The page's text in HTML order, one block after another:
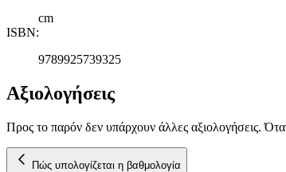
cm
ISBN:
9789925739325
Αξιολογήσεις
Προς το παρόν δεν υπάρχουν άλλες αξιολογήσεις.
Πώς υπολογίζεται η βαθμολογία